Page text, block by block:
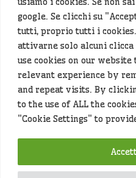
google. Se clicchi su
tutti, proprio tutti i cookies.
attivarne solo alcuni clicca
use cookies on our
relevant experience by
and repeat visits. By
to the use of ALL the
"Cookie Settings" to
d’immagine. Se un
richiederne la rimozione
messaggio).
Alcuni articoli sono
l'intelligenza artificiale
provenienti da fonti
locale. Prima della
controllato dalla redazione.
Hey che fine fanno i miei